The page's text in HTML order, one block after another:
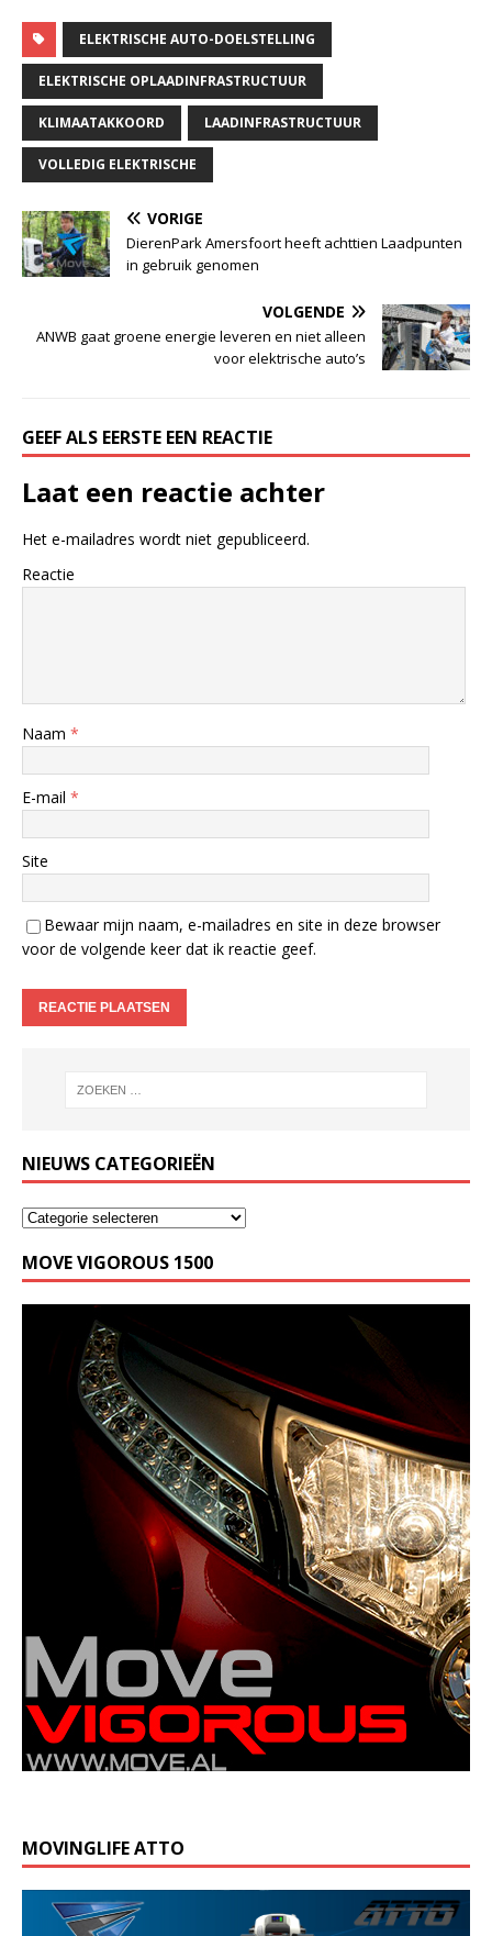
ELEKTRISCHE AUTO-DOELSTELLING
ELEKTRISCHE OPLAADINFRASTRUCTUUR
KLIMAATAKKOORD LAADINFRASTRUCTUUR
VOLLEDIG ELEKTRISCHE
VORIGE
DierenPark Amersfoort heeft achttien Laadpunten
in gebruik genomen
VOLGENDE
ANWB gaat groene energie leveren en niet alleen
voor elektrische auto’s
GEEF ALS EERSTE EEN REACTIE
Laat een reactie achter
Het e-mailadres wordt niet gepubliceerd.
Reactie
Naam *
E-mail *
Site
Bewaar mijn naam, e-mailadres en site in deze browser
voor de volgende keer dat ik reactie geef.
NIEUWS CATEGORIEËN
MOVE VIGOROUS 1500
MOVINGLIFE ATTO